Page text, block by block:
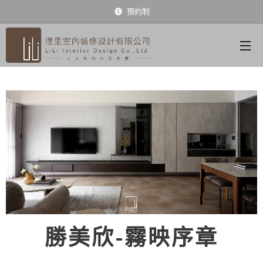
預約制
勝美欣-霧映序章